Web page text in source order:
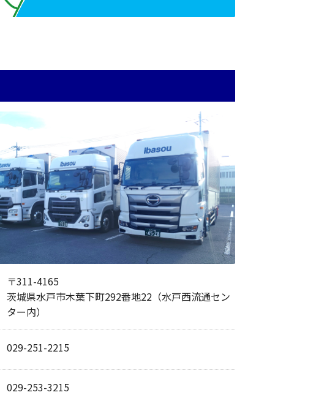
〒311-4165
茨城県水戸市木葉下町292番地22（水戸西流通セン
ター内）
029-251-2215
029-253-3215